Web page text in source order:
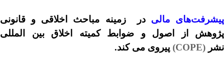
پیشرفت‌های مالی در زمینه مباحث اخلاقی و قانونی
پژوهش از اصول و ضوابط کمیته اخلاق بین المللی
نشر (
COPE
) پیروی می کند.